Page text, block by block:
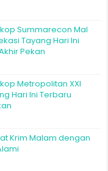
Summarecon Mal
Tayang Hari Ini
Pekan
Metropolitan XXI
Hari Ini Terbaru
Krim Malam dengan